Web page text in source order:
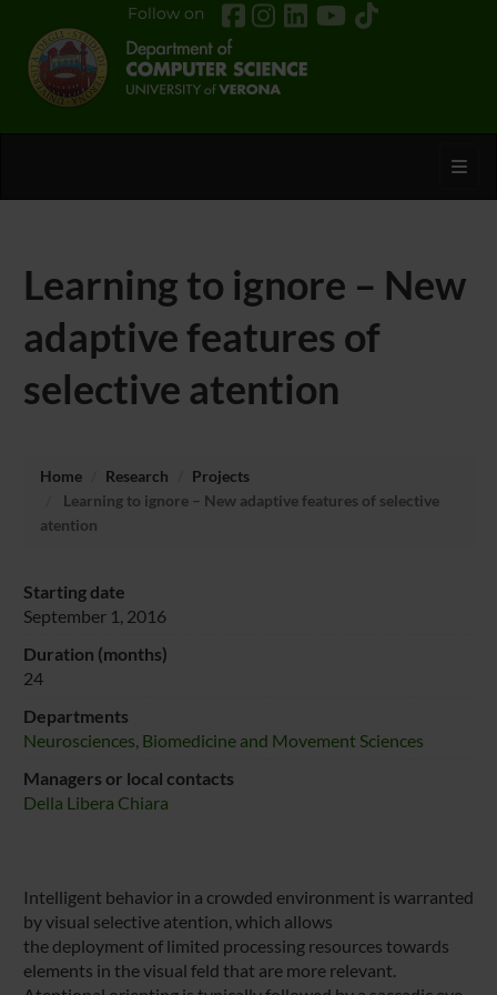
Follow on
Learning to ignore – New
adaptive features of
selective atention
Home Research
Projects
Learning to ignore – New adaptive features of selective
atention
Starting date
September 1, 2016
Duration (months)
24
Departments
Neurosciences, Biomedicine and Movement Sciences
Managers or local contacts
Della Libera Chiara
Intelligent behavior in a crowded environment is warranted
by visual selective atention, which allows
the deployment of limited processing resources towards
elements in the visual feld that are more relevant.